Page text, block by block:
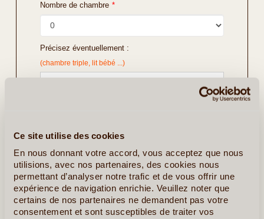
Ce site utilise des cookies
En nous donnant votre accord, vous acceptez que nous
utilisions, avec nos partenaires, des cookies nous
permettant d’analyser notre trafic et de vous offrir une
expérience de navigation enrichie. Veuillez noter que
certains de nos partenaires ne demandent pas votre
consentement et sont susceptibles de traiter vos
Nombre de chambre *
Précisez éventuellement :
(chambre triple, lit bébé ...)